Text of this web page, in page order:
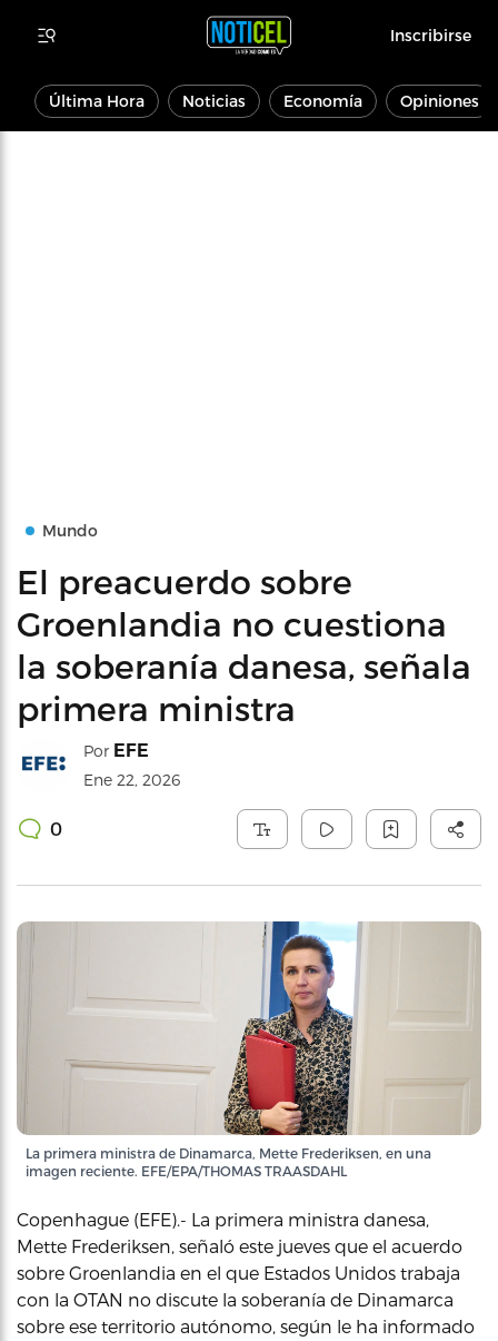
Inscribirse
Última Hora Noticias Economía Opiniones
Mundo
El preacuerdo sobre
Groenlandia no cuestiona
la soberanía danesa, señala
primera ministra
Por EFE
Ene 22, 2026
0
La primera ministra de Dinamarca, Mette Frederiksen, en una
imagen reciente. EFE/EPA/THOMAS TRAASDAHL
Copenhague (EFE).- La primera ministra danesa,
Mette Frederiksen, señaló este jueves que el acuerdo
sobre Groenlandia en el que Estados Unidos trabaja
con la OTAN no discute la soberanía de Dinamarca
sobre ese territorio autónomo, según le ha informado